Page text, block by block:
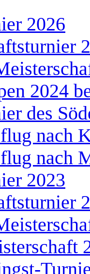
2026
2024
des
nach
nach
2023